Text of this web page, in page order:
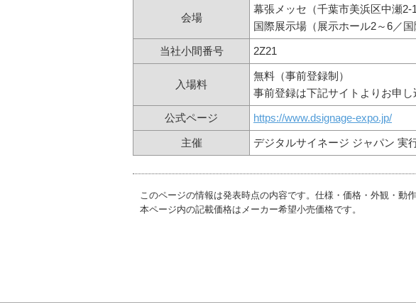
会場
幕張メッセ（千葉市美浜区中瀬2-1
国際展示場（展示ホール2～6／国
当社小間番号 2Z21
入場料
無料（事前登録制）
事前登録は下記サイトよりお申し
公式ページ https://www.dsignage-expo.jp/
主催 デジタルサイネージ ジャパン 実
このページの情報は発表時点の内容です。仕様・価格・外観・動
本ページ内の記載価格はメーカー希望小売価格です。